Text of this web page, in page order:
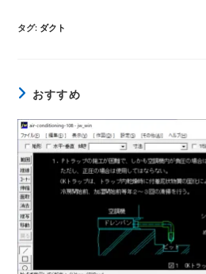
リ
タグ: ダクト
おすすめ